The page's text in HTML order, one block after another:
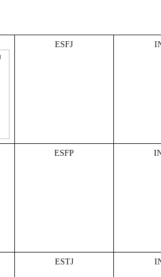
ESFJ
ESFP
ESTJ